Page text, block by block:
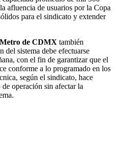
afluencia de usuarios por la Copa
para el sindicato y extender
Metro de CDMX también
del sistema debe efectuarse
con el fin de garantizar que el
conforme a lo programado en los
según el sindicato, hace
operación sin afectar la